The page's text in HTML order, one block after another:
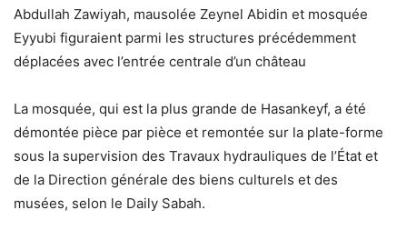
Abdullah Zawiyah, mausolée Zeynel Abidin et mosquée
Eyyubi figuraient parmi les structures précédemment
déplacées avec l’entrée centrale d’un château
La mosquée, qui est la plus grande de Hasankeyf, a été
démontée pièce par pièce et remontée sur la plate-forme
sous la supervision des Travaux hydrauliques de l’État et
de la Direction générale des biens culturels et des
musées, selon le Daily Sabah.